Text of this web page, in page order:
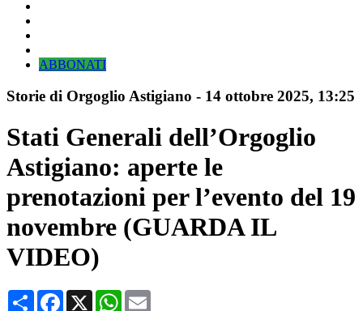
ABBONATI
Storie di Orgoglio Astigiano - 14 ottobre 2025, 13:25
Stati Generali dell’Orgoglio
Astigiano: aperte le
prenotazioni per l’evento del 19
novembre (GUARDA IL
VIDEO)
CondividiFacebook
X WhatsApp